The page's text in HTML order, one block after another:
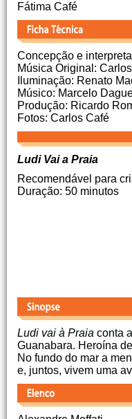
Fátima Café
Concepção e
Música Original:
Iluminação: Renato
Músico: Marcelo
Produção: Ricardo
Fotos: Carlos Café
Ludi Vai a Praia
Recomendável para
Duração: 50 minutos
Ludi vai à Praia conta
Guanabara. Heroína
No fundo do mar a
e, juntos, vivem uma